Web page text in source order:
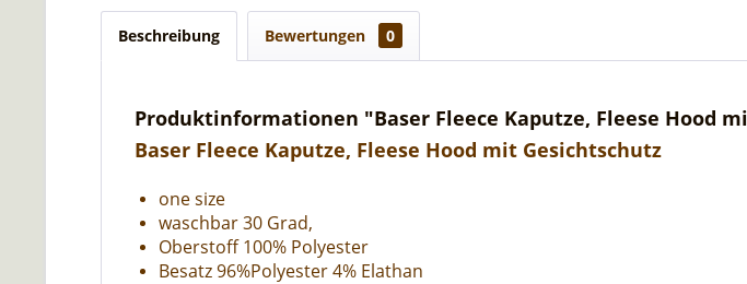
Beschreibung Bewertungen 0
Produktinformationen "Baser Fleece Kaputze, Fleese Hood
Baser Fleece Kaputze, Fleese Hood mit Gesichtschutz
one size
waschbar 30 Grad,
Oberstoff 100% Polyester
Besatz 96%Polyester 4% Elathan